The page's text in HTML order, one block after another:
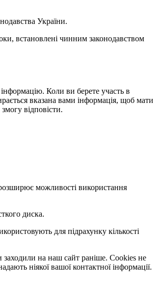
України.
встановлені чинним законодавством
Коли ви берете участь в
вказана вами інформація, щоб мати
відповісти.
можливості використання
диска.
для підрахунку кількості
заходили на наш сайт раніше. Cookies не
ніякої вашої контактної інформації.